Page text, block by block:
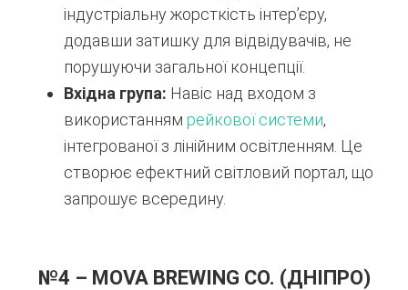
індустріальну жорсткість інтер’єру,
додавши затишку для відвідувачів, не
порушуючи загальної концепції.
Вхідна група: Навіс над входом з
використанням рейкової системи,
інтегрованої з лінійним освітленням. Це
створює ефектний світловий портал, що
запрошує всередину.
№4 – MOVA BREWING CO. (ДНІПРО)